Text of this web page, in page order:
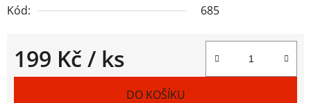
Kód:
685
199 Kč / ks
Měrná cena:
DO KOŠÍKU